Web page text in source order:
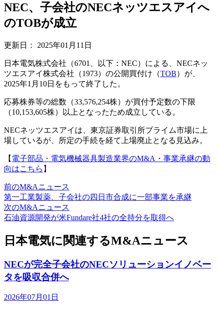
NEC、子会社のNECネッツエスアイへ
のTOBが成立
更新日： 2025年01月11日
日本電気株式会社（6701、以下：NEC）による、NECネッ
ツエスアイ株式会社（1973）の公開買付け（TOB）が、
2025年1月10日をもって終了した。
応募株券等の総数（33,576,254株）が買付予定数の下限
（10,153,605株）以上となったため成立している。
NECネッツエスアイは、東京証券取引所プライム市場に上
場しているが、所定の手続を経て上場廃止となる見込み。
【 電子部品・電気機械器具製造業界のM&A・事業承継の動
向はこちら 】
前のM&Aニュース
第一工業製薬、子会社の四日市合成に一部事業を承継
次のM&Aニュース
石油資源開発が米Fundare社4社の全持分を取得へ
日本電気に関連するM&Aニュース
NECが完全子会社のNECソリューションイノベー
タを吸収合併へ
2026年07月01日